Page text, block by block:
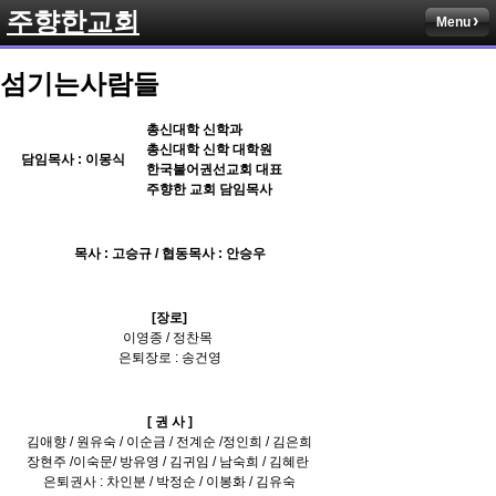
주향한교회 Menu
섬기는사람들
담임목사 : 이몽식
총신대학 신학과
총신대학 신학 대학원
한국불어권선교회 대표
주향한 교회 담임목사
목사 : 고승규 / 협동목사 : 안승우
[장로]
이영종 / 정찬목
은퇴장로 : 송건영
[ 권 사 ]
김애향 / 원유숙 / 이순금 / 전계순 /정인희 / 김은희
장현주 /이숙문/ 방유영 / 김귀임 / 남숙희 / 김혜란
은퇴권사 : 차인분 / 박정순 / 이봉화 / 김유숙